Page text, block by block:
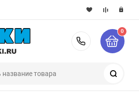
8-800-
0